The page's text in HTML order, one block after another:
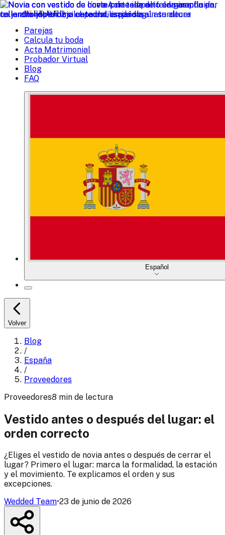
WEDDED
Parejas
Calcula tu boda
Acta Matrimonial
Probador Virtual
Blog
FAQ
Español
Volver
Blog
/
España
/
Proveedores
Proveedores8 min de lectura
Vestido antes o después del lugar: el
orden correcto
¿Eliges el vestido de novia antes o después de cerrar el
lugar? Primero el lugar: marca la formalidad, la estación
y el movimiento. Te explicamos el orden y sus
excepciones.
Wedded Team•23 de junio de 2026